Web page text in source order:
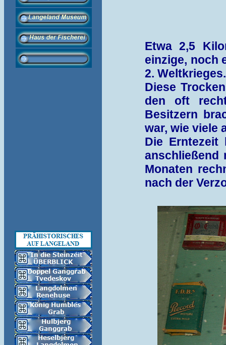
Etwa 2,5
einzige, noch
2. Weltkrieges.
Diese
den oft
Besitzern
war, wie viele
Die Erntezeit
anschließend
Monaten
nach der